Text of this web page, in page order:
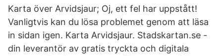
Karta över Arvidsjaur; Oj, ett fel har uppstått!
Vanligtvis kan du lösa problemet genom att läsa
in sidan igen. Karta Arvidsjaur. Stadskartan.se -
din leverantör av gratis tryckta och digitala